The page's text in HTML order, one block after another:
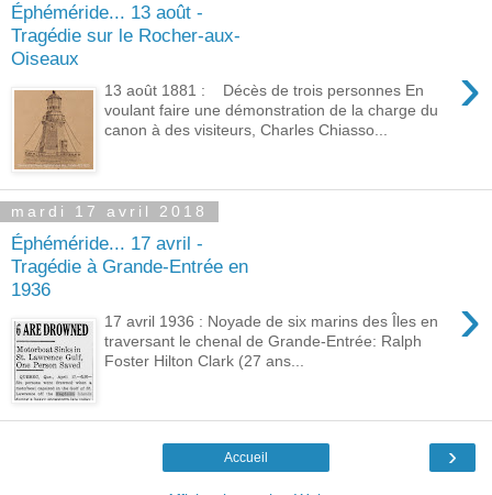
Éphéméride... 13 août -
Tragédie sur le Rocher-aux-
Oiseaux
›
13 août 1881 : Décès de trois personnes En
voulant faire une démonstration de la charge du
canon à des visiteurs, Charles Chiasso...
mardi 17 avril 2018
Éphéméride... 17 avril -
Tragédie à Grande-Entrée en
1936
›
17 avril 1936 : Noyade de six marins des Îles en
traversant le chenal de Grande-Entrée: Ralph
Foster Hilton Clark (27 ans...
›
Accueil